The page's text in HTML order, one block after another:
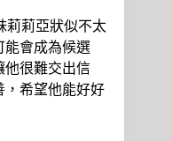
莉莉亞狀似不太
能會成為候選
他很難交出信
希望他能好好